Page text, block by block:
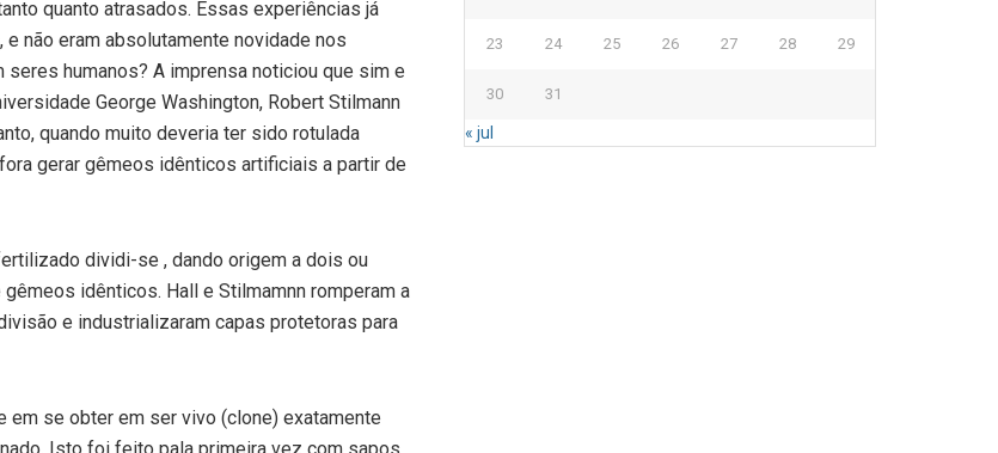
quanto atrasados. Essas experiências já
não eram absolutamente novidade nos
humanos? A imprensa noticiou que sim e
George Washington, Robert Stilmann
quando muito deveria ter sido rotulada
gerar gêmeos idênticos artificiais a partir de
dividi-se , dando origem a dois ou
idênticos. Hall e Stilmamnn romperam a
e industrializaram capas protetoras para
em se obter em ser vivo (clone) exatamente
23 24 25 26 27 28 29
30 31
« jul